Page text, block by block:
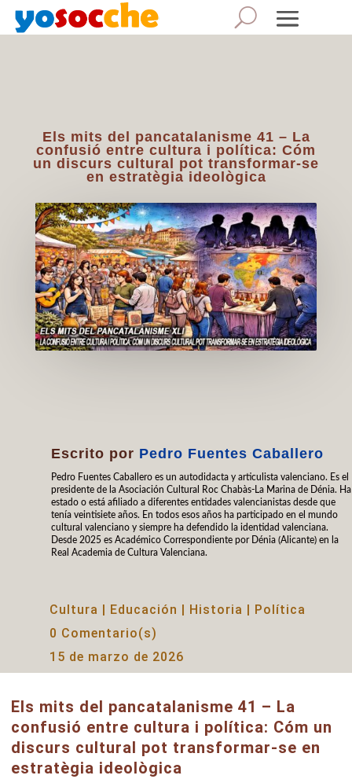
Els mits del pancatalanisme 41 – La
confusió entre cultura i política: Cóm
un discurs cultural pot transformar-se
en estratègia ideològica
Escrito por Pedro Fuentes Caballero
Pedro Fuentes Caballero es un autodidacta y articulista valenciano. Es el
presidente de la Asociación Cultural Roc Chabàs-La Marina de Dénia. Ha
estado o está afiliado a diferentes entidades valencianistas desde que
tenía veintisiete años. En todos esos años ha participado en el mundo
cultural valenciano y siempre ha defendido la identidad valenciana.
Desde 2025 es Académico Correspondiente por Dénia (Alicante) en la
Real Academia de Cultura Valenciana.
Cultura | Educación | Historia | Política
0 Comentario(s)
15 de marzo de 2026
Els mits del pancatalanisme 41 – La
confusió entre cultura i política: Cóm un
discurs cultural pot transformar-se en
estratègia ideològica